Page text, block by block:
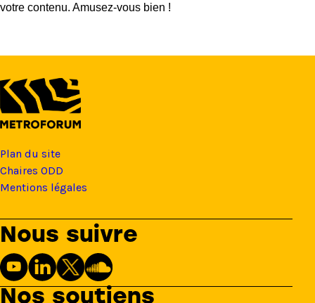
votre contenu. Amusez-vous bien !
Plan du site
Chaires ODD
Mentions légales
Nous suivre
Nos soutiens